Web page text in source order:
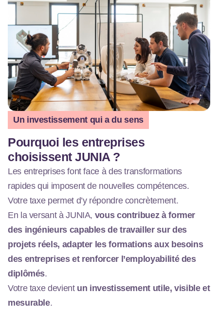
Un investissement qui a du sens
Pourquoi les entreprises
choisissent JUNIA ?
Les entreprises font face à des transformations
rapides qui imposent de nouvelles compétences.
Votre taxe permet d’y répondre concrètement.
En la versant à JUNIA, vous contribuez à former
des ingénieurs capables de travailler sur des
projets réels, adapter les formations aux besoins
des entreprises et renforcer l’employabilité des
diplômés.
Votre taxe devient un investissement utile, visible et
mesurable.